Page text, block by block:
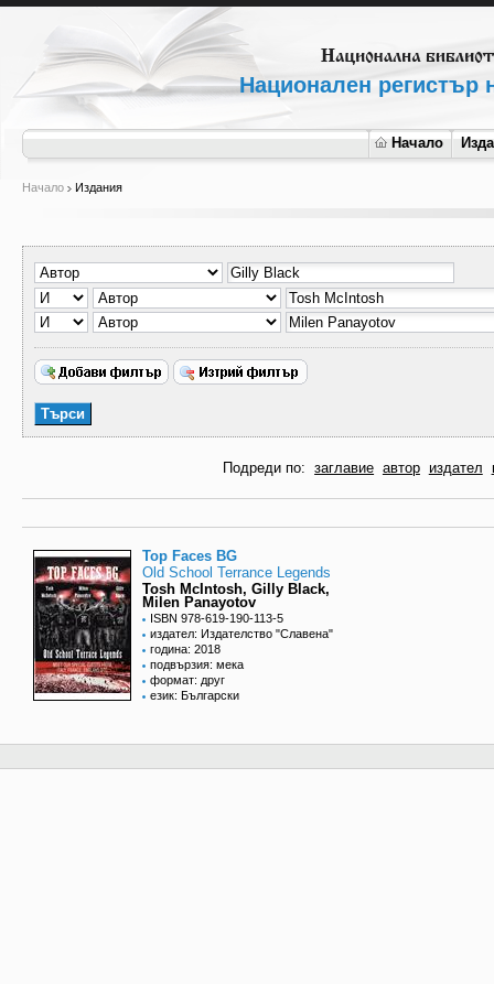
Национален регистър
Начало
Начало Издания
Подреди по: заглавие автор издател
Top Faces BG
Old School Terrance Legends
Tosh McIntosh, Gilly Black,
Milen Panayotov
ISBN 978-619-190-113-5
издател: Издателство "Славена"
година: 2018
подвързия: мека
формат: друг
език: Български